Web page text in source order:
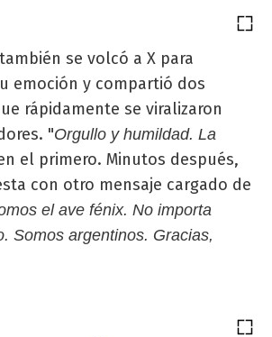
también se volcó a X para
emoción y compartió dos
rápidamente se viralizaron
"Orgullo y humildad. La
el primero. Minutos después,
con otro mensaje cargado de
el ave fénix. No importa
Somos argentinos. Gracias,